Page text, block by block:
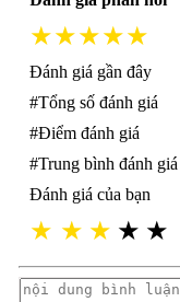
★★★★★
Đánh giá gần đây
#Tổng số đánh giá
#Điểm đánh giá
#Trung bình đánh giá
Đánh giá của bạn
★ ★ ★ ★ ★